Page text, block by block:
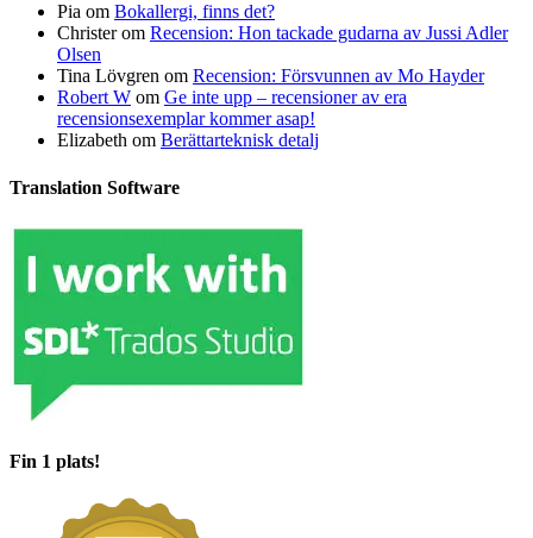
Pia om Bokallergi, finns det?
Christerom Recension: Hon tackade gudarna av Jussi Adler
Olsen
Tina Lövgren om Recension: Försvunnen av Mo Hayder
Robert W om Ge inte upp – recensioner av era
recensionsexemplar kommer asap!
Elizabeth om Berättarteknisk detalj
Translation Software
Fin 1 plats!